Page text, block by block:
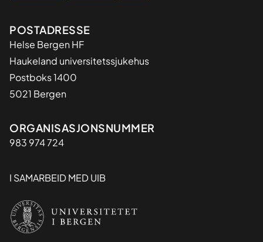
Adresse
POSTADRESSE
Helse Bergen HF
Haukeland universitetssjukehus
Postboks 1400
5021 Bergen
Organisasjon
ORGANISASJONSNUMMER
983 974 724
I SAMARBEID MED UIB